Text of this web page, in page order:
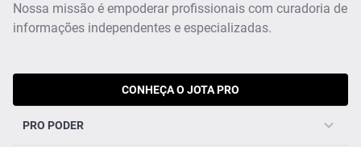
Nossa missão é empoderar profissionais com curadoria de
informações independentes e especializadas.
CONHEÇA O JOTA PRO
PRO PODER